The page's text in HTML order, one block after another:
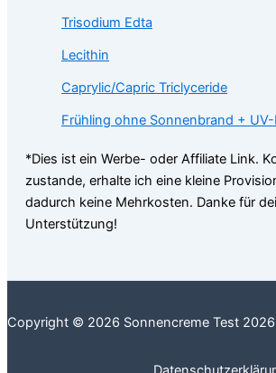
Trisodium Edta
Lecithin
Caprylic/Capric Triclyceride
Frühling ohne Sonnenbrand +
*Dies ist ein Werbe- oder Affiliate Link.
zustande, erhalte ich eine kleine
dadurch keine Mehrkosten. Danke für
Unterstützung!
Copyright © 2026 Sonnencreme Test 2026